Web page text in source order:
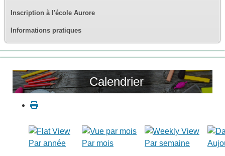
Inscription à l'école Aurore
Informations pratiques
Calendrier
Par année Par mois Par semaine